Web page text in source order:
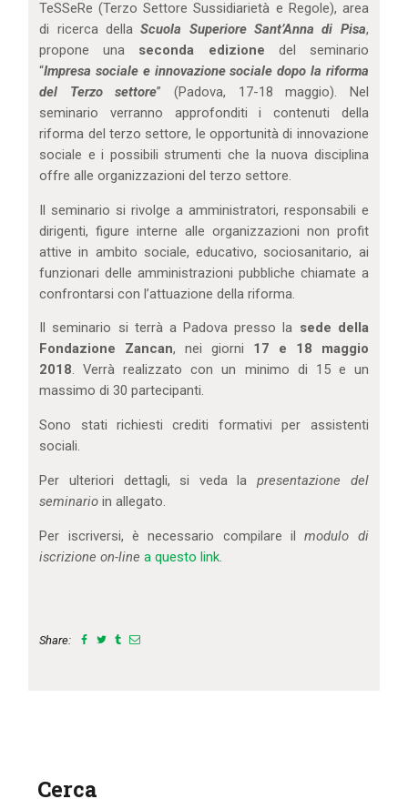
TeSSeRe (Terzo Settore Sussidiarietà e Regole), area
di ricerca dellaScuola Superiore Sant’Anna di Pisa,
propone una seconda edizione del seminario
“Impresa sociale e innovazione sociale dopo la riforma
del Terzo settore” (Padova, 17-18 maggio). Nel
seminario verranno approfonditi i contenuti della
riforma del terzo settore, le opportunità di innovazione
sociale e i possibili strumenti che la nuova disciplina
offre alle organizzazioni del terzo settore.
Il seminario si rivolge a amministratori, responsabili e
dirigenti, figure interne alle organizzazioni non profit
attive in ambito sociale, educativo, sociosanitario, ai
funzionari delle amministrazioni pubbliche chiamate a
confrontarsi con l’attuazione della riforma.
Il seminario si terrà a Padova presso la sede della
Fondazione Zancan, nei giorni 17 e 18 maggio
2018. Verrà realizzato con un minimo di 15 e un
massimo di 30 partecipanti.
Sono stati richiesti crediti formativi per assistenti
sociali.
Per ulteriori dettagli, si veda lapresentazione del
seminario in allegato.
Per iscriversi, è necessario compilare ilmodulo di
iscrizione on-line a questo link.
Share:
Cerca